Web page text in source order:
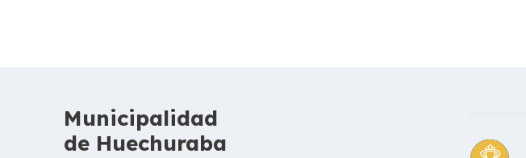
Municipalidad
de Huechuraba